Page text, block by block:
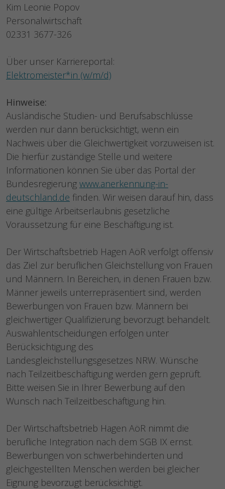
Kim Leonie Popov
Personalwirtschaft
02331 3677-326
Über unser Karriereportal:
Elektromeister*in (w/m/d)
Hinweise:
Ausländische Studien- und Berufsabschlüsse
werden nur dann berücksichtigt, wenn ein
Nachweis über die Gleichwertigkeit vorzuweisen ist.
Die hierfür zuständige Stelle und weitere
Informationen können Sie über das Portal der
Bundesregierung www.anerkennung-in-
deutschland.de finden. Wir weisen darauf hin, dass
eine gültige Arbeitserlaubnis gesetzliche
Voraussetzung für eine Beschäftigung ist.
Der Wirtschaftsbetrieb Hagen AöR verfolgt offensiv
das Ziel zur beruflichen Gleichstellung von Frauen
und Männern. In Bereichen, in denen Frauen bzw.
Männer jeweils unterrepräsentiert sind, werden
Bewerbungen von Frauen bzw. Männern bei
gleichwertiger Qualifizierung bevorzugt behandelt.
Auswahlentscheidungen erfolgen unter
Berücksichtigung des
Landesgleichstellungsgesetzes NRW. Wünsche
nach Teilzeitbeschäftigung werden gern geprüft.
Bitte weisen Sie in Ihrer Bewerbung auf den
Wunsch nach Teilzeitbeschäftigung hin.
Der Wirtschaftsbetrieb Hagen AöR nimmt die
berufliche Integration nach dem SGB IX ernst.
Bewerbungen von schwerbehinderten und
gleichgestellten Menschen werden bei gleicher
Eignung bevorzugt berücksichtigt.